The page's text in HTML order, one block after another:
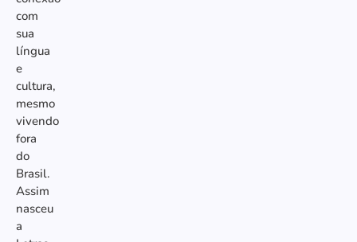
com
sua
língua
e
cultura,
mesmo
vivendo
fora
do
Brasil.
Assim
nasceu
a